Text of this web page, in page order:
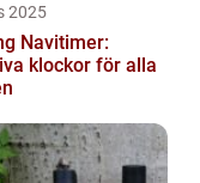
2025
Navitimer:
klockor för alla